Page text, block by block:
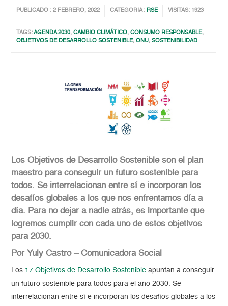
PUBLICADO : 2 FEBRERO, 2022 CATEGORIA : RSE VISITAS: 1923
TAGS:AGENDA 2030,CAMBIO CLIMÁTICO,CONSUMO RESPONSABLE,
OBJETIVOS DE DESARROLLO SOSTENIBLE,ONU,SOSTENIBILIDAD
Los Objetivos de Desarrollo Sostenible son el plan
maestro para conseguir un futuro sostenible para
todos. Se interrelacionan entre sí e incorporan los
desafíos globales a los que nos enfrentamos día a
día. Para no dejar a nadie atrás, es importante que
logremos cumplir con cada uno de estos objetivos
para 2030.
Por Yuly Castro – Comunicadora Social
Los 17 Objetivos de Desarrollo Sostenible apuntan a conseguir
un futuro sostenible para todos para el año 2030. Se
interrelacionan entre sí e incorporan los desafíos globales a los